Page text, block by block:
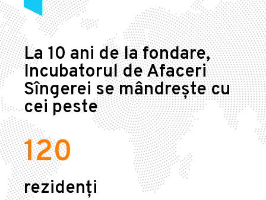
La 10 ani de la fondare,
Incubatorul de Afaceri
Sîngerei se mândrește cu
cei peste
120
rezidenți